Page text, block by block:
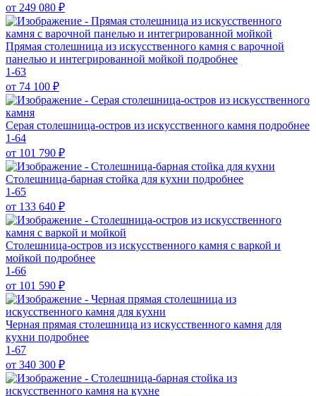
от 249 080 ₽
Прямая столешница из искусственного камня с варочной
панелью и интегрированной мойкой подробнее
1-63
от 74 100 ₽
Серая столешница-остров из искусственного камня подробнее
1-64
от 101 790 ₽
Столешница-барная стойка для кухни подробнее
1-65
от 133 640 ₽
Столешница-остров из искусственного камня с варкой и
мойкой подробнее
1-66
от 101 590 ₽
Черная прямая столешница из искусственного камня для
кухни подробнее
1-67
от 340 300 ₽